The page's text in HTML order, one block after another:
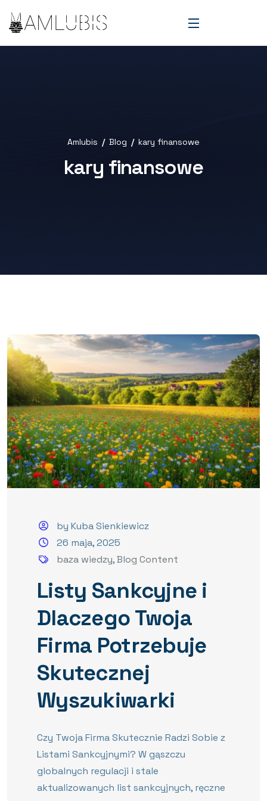
Amlubis Blog kary finansowe
kary finansowe
by Kuba Sienkiewicz
26 maja, 2025
baza wiedzy,Blog Content
Listy Sankcyjne i
Dlaczego Twoja
Firma Potrzebuje
Skutecznej
Wyszukiwarki
Czy Twoja Firma Skutecznie Radzi Sobie z
Listami Sankcyjnymi? W gąszczu
globalnych regulacji i stale
aktualizowanych list sankcyjnych, ręczne